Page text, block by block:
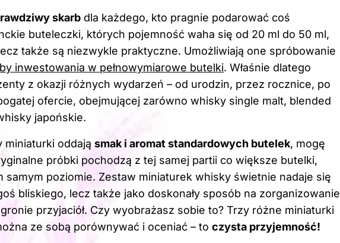
k
o
p
skarb dla każdego, kto pragnie podarować coś
buteleczki, których pojemność waha się od 20 ml do 50 ml,
także są niezwykle praktyczne. Umożliwiają one spróbowanie
inwestowania w pełnowymiarowe butelki. Właśnie dlatego
z okazji różnych wydarzeń – od urodzin, przez rocznice, po
ofercie, obejmującej zarówno whisky single malt, blended
japońskie.
miniaturki oddają smak i aromat standardowych butelek, mogę
próbki pochodzą z tej samej partii co większe butelki,
samym poziomie. Zestaw miniaturek whisky świetnie nadaje się
bliskiego, lecz także jako doskonały sposób na zorganizowanie
przyjaciół. Czy wyobrażasz sobie to? Trzy różne miniaturki
ze sobą porównywać i oceniać – to czysta przyjemność!